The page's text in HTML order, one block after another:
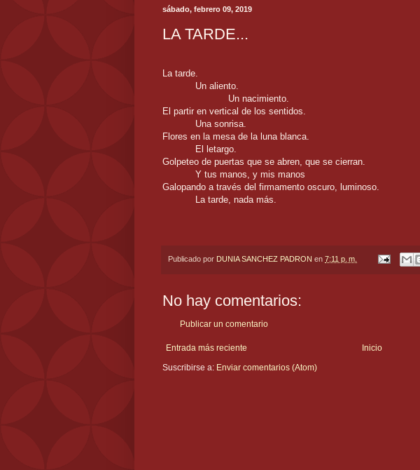
sábado, febrero 09, 2019
LA TARDE...
La tarde.
Un aliento.
Un nacimiento.
El partir en vertical de los sentidos.
Una sonrisa.
Flores en la mesa de la luna blanca.
El letargo.
Golpeteo de puertas que se abren, que se cierran.
Y tus manos, y mis manos
Galopando a través del firmamento oscuro, luminoso.
La tarde, nada más.
Publicado por DUNIA SANCHEZ PADRON en 7:11 p. m.
No hay comentarios:
Publicar un comentario
Entrada más reciente
Inicio
Suscribirse a: Enviar comentarios (Atom)